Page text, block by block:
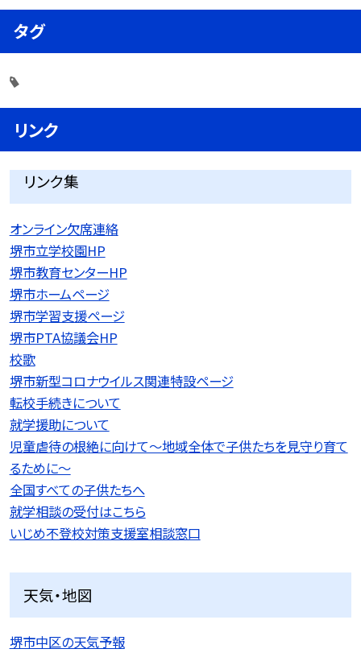
タグ
リンク
リンク集
オンライン欠席連絡
堺市立学校園HP
堺市教育センターHP
堺市ホームページ
堺市学習支援ページ
堺市PTA協議会HP
校歌
堺市新型コロナウイルス関連特設ページ
転校手続きについて
就学援助について
児童虐待の根絶に向けて〜地域全体で子供たちを見守り育て
るために〜
全国すべての子供たちへ
就学相談の受付はこちら
いじめ不登校対策支援室相談窓口
天気・地図
堺市中区の天気予報